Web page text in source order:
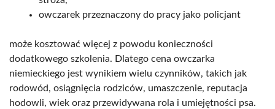
owczarek przeznaczony do pracy jako policjant
może kosztować więcej z powodu konieczności
dodatkowego szkolenia. Dlatego cena owczarka
niemieckiego jest wynikiem wielu czynników, takich jak
rodowód, osiągnięcia rodziców, umaszczenie, reputacja
hodowli, wiek oraz przewidywana rola i umiejętności psa.